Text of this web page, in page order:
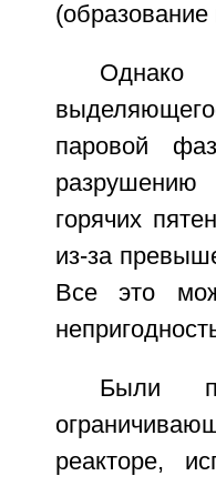
(образование
Однако
паровой
разрушению
горячих
из-за
Все это
Были
реакторе,